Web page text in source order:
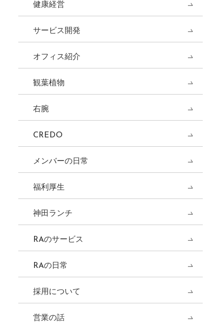
健康経営
サービス開発
オフィス紹介
観葉植物
右腕
CREDO
メンバーの日常
福利厚生
神田ランチ
RAのサービス
RAの日常
採用について
営業の話